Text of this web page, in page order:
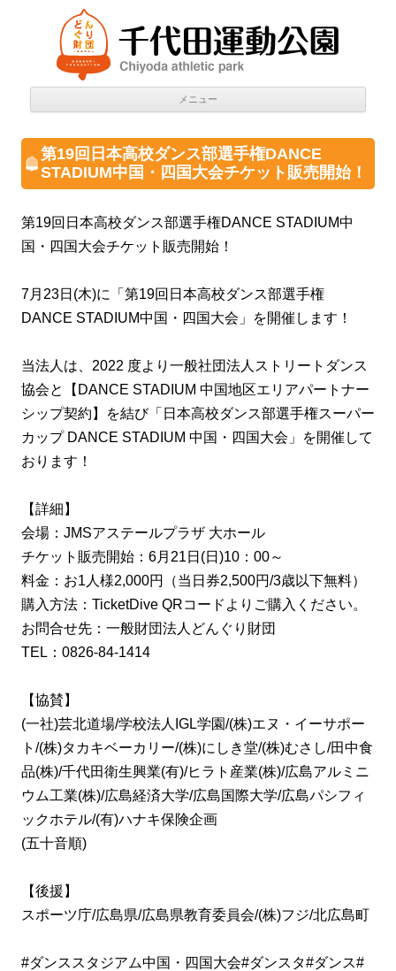
千代田運動公園 メニュー
第19回日本高校ダンス部選手権DANCE
STADIUM中国・四国大会チケット販売開始！
第19回日本高校ダンス部選手権DANCE STADIUM中
国・四国大会チケット販売開始！
7月23日(木)に「第19回日本高校ダンス部選手権
DANCE STADIUM中国・四国大会」を開催します！
当法人は、2022 度より一般社団法人ストリートダンス
協会と【DANCE STADIUM 中国地区エリアパートナー
シップ契約】を結び「日本高校ダンス部選手権スーパー
カップ DANCE STADIUM 中国・四国大会」を開催して
おります！
【詳細】
会場：JMSアステールプラザ 大ホール
チケット販売開始：6月21日(日)10：00～
料金：お1人様2,000円（当日券2,500円/3歳以下無料）
購入方法：TicketDive QRコードよりご購入ください。
お問合せ先：一般財団法人どんぐり財団
TEL：0826-84-1414
【協賛】
(一社)芸北道場/学校法人IGL学園/(株)エヌ・イーサポー
ト/(株)タカキベーカリー/(株)にしき堂/(株)むさし/田中食
品(株)/千代田衛生興業(有)/ヒラト産業(株)/広島アルミニ
ウム工業(株)/広島経済大学/広島国際大学/広島パシフィ
ックホテル/(有)ハナキ保険企画
(五十音順)
【後援】
スポーツ庁/広島県/広島県教育委員会/(株)フジ/北広島町
#ダンススタジアム中国・四国大会#ダンスタ#ダンス#